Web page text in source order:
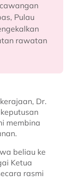
Pulau
rawatan
Dr.
membina
beliau ke
Ketua
rasmi